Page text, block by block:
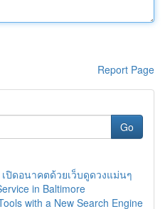
Report Page
Go
ปิดอนาคตด้วยเว็บดูดวงแม่นๆ
in Baltimore
with a New Search Engine